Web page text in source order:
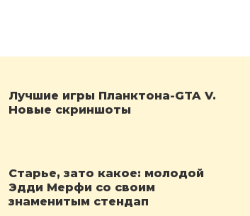
Лучшие игры Планктона-GTA V.
Новые скриншоты
Старье, зато какое: молодой
Эдди Мерфи со своим
знаменитым стендап